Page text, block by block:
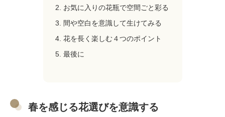
お気に入りの花瓶で空間ごと彩る
間や空白を意識して生けてみる
花を長く楽しむ４つのポイント
最後に
春を感じる花選びを意識する